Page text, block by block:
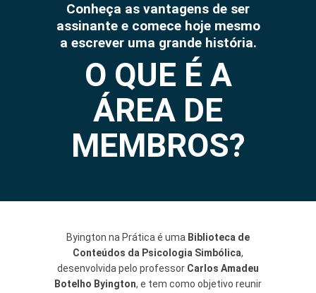
Conheça as vantagens de ser
assinante e comece hoje mesmo
a escrever uma grande história.
O QUE É A
ÁREA DE
MEMBROS?
Byington na Prática é uma Biblioteca de
Conteúdos da Psicologia Simbólica,
desenvolvida pelo professor Carlos Amadeu
Botelho Byington, e tem como objetivo reunir